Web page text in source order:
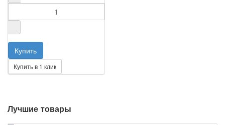
Купить в 1 клик
Лучшие товары